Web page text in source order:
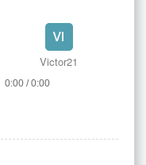
Victor21
0:00 / 0:00